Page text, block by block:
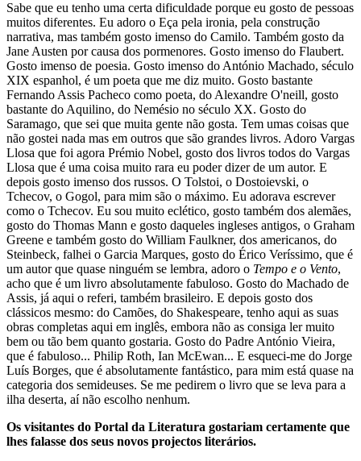
Sabe que eu tenho uma certa dificuldade porque eu gosto de pessoas
muitos diferentes. Eu adoro o Eça pela ironia, pela construção
narrativa, mas também gosto imenso do Camilo. Também gosto da
Jane Austen por causa dos pormenores. Gosto imenso do Flaubert.
Gosto imenso de poesia. Gosto imenso do António Machado, século
XIX espanhol, é um poeta que me diz muito. Gosto bastante
Fernando Assis Pacheco como poeta, do Alexandre O'neill, gosto
bastante do Aquilino, do Nemésio no século XX. Gosto do
Saramago, que sei que muita gente não gosta. Tem umas coisas que
não gostei nada mas em outros que são grandes livros. Adoro Vargas
Llosa que foi agora Prémio Nobel, gosto dos livros todos do Vargas
Llosa que é uma coisa muito rara eu poder dizer de um autor. E
depois gosto imenso dos russos. O Tolstoi, o Dostoievski, o
Tchecov, o Gogol, para mim são o máximo. Eu adorava escrever
como o Tchecov. Eu sou muito eclético, gosto também dos alemães,
gosto do Thomas Mann e gosto daqueles ingleses antigos, o Graham
Greene e também gosto do William Faulkner, dos americanos, do
Steinbeck, falhei o Garcia Marques, gosto do Érico Veríssimo, que é
um autor que quase ninguém se lembra, adoro o Tempo e o Vento,
acho que é um livro absolutamente fabuloso. Gosto do Machado de
Assis, já aqui o referi, também brasileiro. E depois gosto dos
clássicos mesmo: do Camões, do Shakespeare, tenho aqui as suas
obras completas aqui em inglês, embora não as consiga ler muito
bem ou tão bem quanto gostaria. Gosto do Padre António Vieira,
que é fabuloso... Philip Roth, Ian McEwan... E esqueci-me do Jorge
Luís Borges, que é absolutamente fantástico, para mim está quase na
categoria dos semideuses. Se me pedirem o livro que se leva para a
ilha deserta, aí não escolho nenhum.
Os visitantes do Portal da Literatura gostariam certamente que
lhes falasse dos seus novos projectos literários.